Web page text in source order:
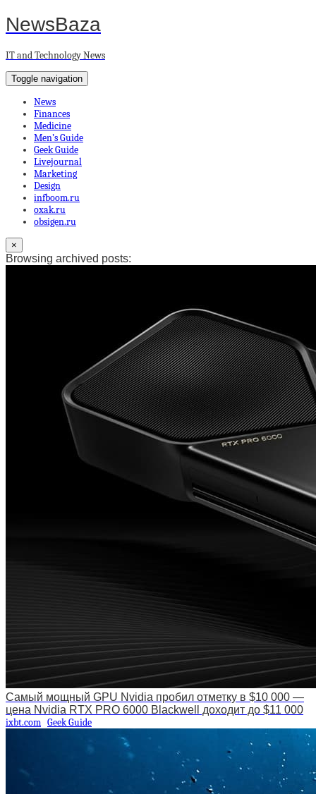
NewsBaza
IT and Technology News
Toggle navigation
News
Finances
Medicine
Men’s Guide
Geek Guide
Livejournal
Marketing
Design
infboom.ru
oxak.ru
obsigen.ru
×
Browsing archived posts:
Самый мощный GPU Nvidia пробил отметку в $10 000 —
цена Nvidia RTX PRO 6000 Blackwell доходит до $11 000
ixbt.com Geek Guide